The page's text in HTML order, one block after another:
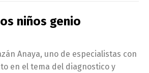
niños genio
Anaya, uno de especialistas con
en el tema del diagnostico y